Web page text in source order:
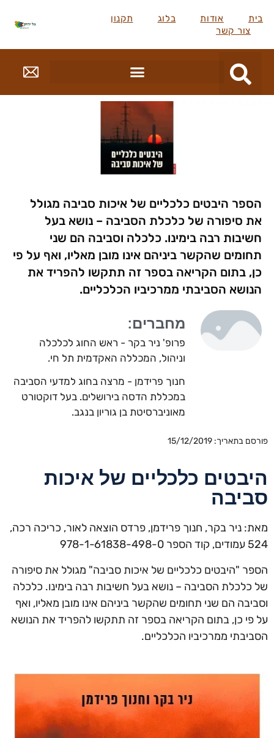
בית אודות בלוג
תקנון
צור קשר
הספר היבטים כלכליים של איכות סביבה מגולל
את סיפורה של כלכלת הסביבה – נושא בעל
חשיבות רבה בימינו. כלכלה וסביבה הם שני
תחומים שהקשר ביניהם אינו מובן מאליו, ואף על פי
כן, בתום הקריאה בספר זה תתקשו להפריד את
הנושא הסביבתי ממרכיביו הכלכליים.
מחברים:
פרופ' ניר בקר - ראש החוג לכלכלה
וניהול, המכללה האקדמית תל חי.
חנוך פרידמן - מרצה בחוג למדעי הסביבה
במכללת הדסה בירושלים. בעל דוקטורט
מאוניברסיטת בן גוריון בנגב.
פורסם בתאריך: 15/12/2019
היבטים כלכליים של איכות
סביבה
מאת: ניר בקר, חנוך פרידמן, פרדס הוצאה לאור, כריכה רכה,
524 עמודים, קוד הספר 978-1-61838-498-0
הספר "היבטים כלכליים של איכות סביבה" מגולל את סיפורה
של כלכלת הסביבה – נושא בעל חשיבות רבה בימינו. כלכלה
וסביבה הם שני תחומים שהקשר ביניהם אינו מובן מאליו, ואף
על פי כן, בתום הקריאה בספר זה תתקשו להפריד את הנושא
הסביבתי ממרכיביו הכלכליים.